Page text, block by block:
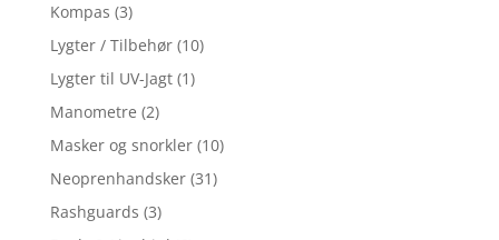
Kompas (3)
Lygter / Tilbehør (10)
Lygter til UV-Jagt (1)
Manometre (2)
Masker og snorkler (10)
Neoprenhandsker (31)
Rashguards (3)